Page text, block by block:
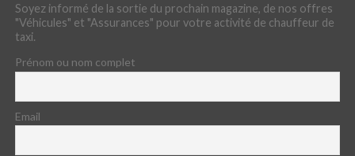
Soyez informé de la sortie du prochain magazine, de nos offres
"Véhicules" et "Assurances" pour votre activité de chauffeur de
taxi.
Prénom ou nom complet
Email